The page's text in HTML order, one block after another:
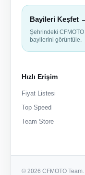
Bayileri Keşfet
Şehrindeki CFMOTO
bayilerini görüntüle.
Hızlı Erişim
Fiyat Listesi
Top Speed
Team Store
© 2026 CFMOTO Team.